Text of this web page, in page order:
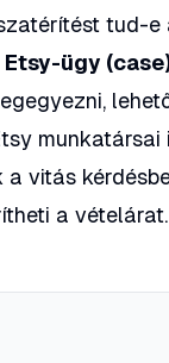
tud-e
Etsy-ügy
a vitás
a vételárat.